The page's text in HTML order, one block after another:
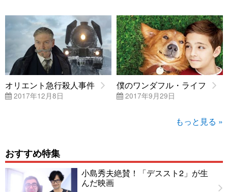
オリエント急行殺人事件
2017年12月8日
僕のワンダフル・ライフ
2017年9月29日
もっと見る »
おすすめ特集
小島秀夫絶賛！「デススト2」が生
んだ映画